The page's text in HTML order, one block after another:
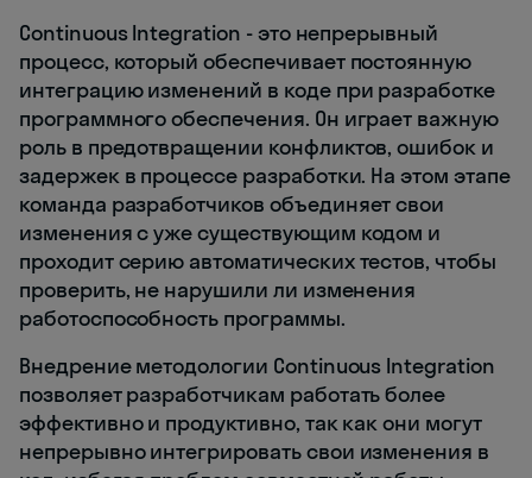
Continuous Integration - это непрерывный
процесс, который обеспечивает постоянную
интеграцию изменений в коде при разработке
программного обеспечения. Он играет важную
роль в предотвращении конфликтов, ошибок и
задержек в процессе разработки. На этом этапе
команда разработчиков объединяет свои
изменения с уже существующим кодом и
проходит серию автоматических тестов, чтобы
проверить, не нарушили ли изменения
работоспособность программы.
Внедрение методологии Continuous Integration
позволяет разработчикам работать более
эффективно и продуктивно, так как они могут
непрерывно интегрировать свои изменения в